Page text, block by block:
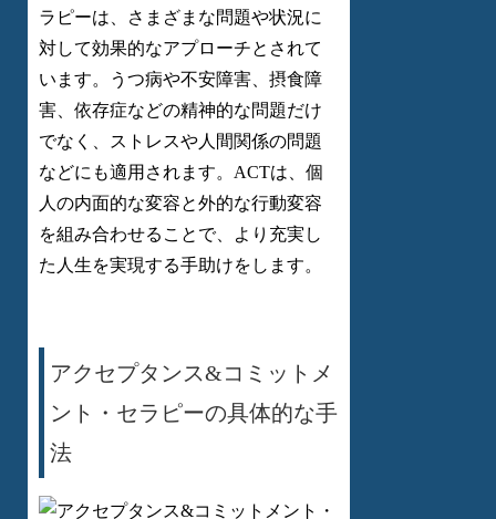
ラピーは、さまざまな問題や状況に
対して効果的なアプローチとされて
います。うつ病や不安障害、摂食障
害、依存症などの精神的な問題だけ
でなく、ストレスや人間関係の問題
などにも適用されます。ACTは、個
人の内面的な変容と外的な行動変容
を組み合わせることで、より充実し
た人生を実現する手助けをします。
アクセプタンス&コミットメ
ント・セラピーの具体的な手
法